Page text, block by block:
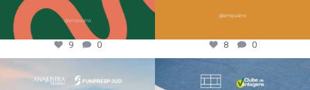
9 0 8 0